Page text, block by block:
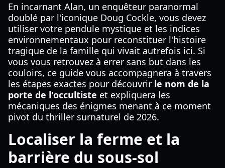
En incarnant Alan, un enquêteur paranormal
doublé par l'iconique Doug Cockle, vous devez
utiliser votre pendule mystique et les indices
environnementaux pour reconstituer l'histoire
tragique de la famille qui vivait autrefois ici. Si
vous vous retrouvez à errer sans but dans les
couloirs, ce guide vous accompagnera à travers
les étapes exactes pour découvrir le nom de la
porte de l'occultiste et expliquera les
mécaniques des énigmes menant à ce moment
pivot du thriller surnaturel de 2026.
Localiser la ferme et la
barrière du sous-sol